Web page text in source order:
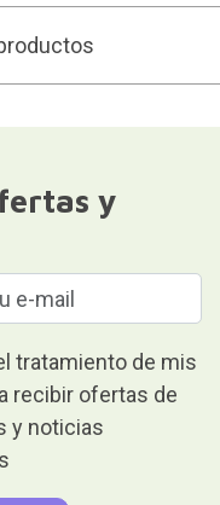
y
tratamiento de mis
recibir ofertas de
y noticias